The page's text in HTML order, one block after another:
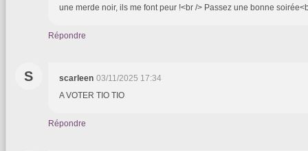
une merde noir, ils me font peur !<br /> Passez une bonne
Répondre
S scarleen 03/11/2025 17:34
A VOTER TIO TIO
Répondre